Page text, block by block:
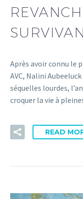
Après avoir connu le
AVC, Nalini
séquelles lourdes,
croquer la vie à
READ